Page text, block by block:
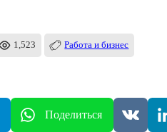
1,523 Работа и бизнес
Поделиться